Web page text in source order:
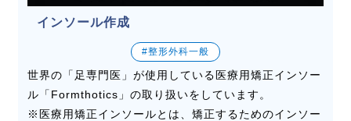
インソール作成
#整形外科一般
世界の「足専門医」が使用している医療用矯正インソー
ル「Formthotics」の取り扱いをしています。
※医療用矯正インソールとは、矯正するためのインソー